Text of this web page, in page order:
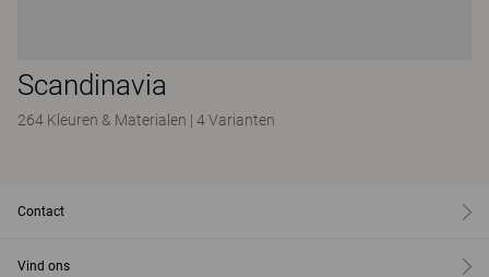
Scandinavia
264 Kleuren & Materialen | 4 Varianten
Contact
Vind ons